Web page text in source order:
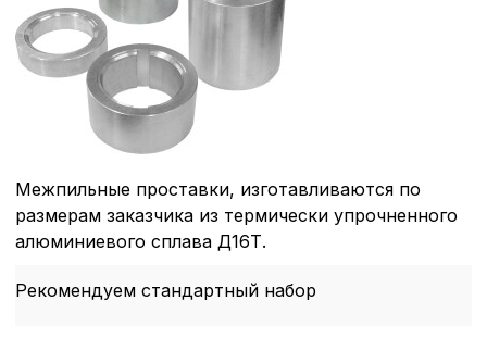
Межпильные проставки, изготавливаются по
размерам заказчика из термически упрочненного
алюминиевого сплава Д16Т.
Рекомендуем стандартный набор